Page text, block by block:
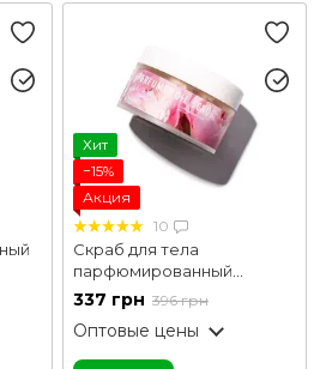
Хит
−15%
Акция
10
Скраб для тела
парфюмированный
Perfumed Oil Scrub Flowers
Hillary 200 г
337 грн 396 грн
Оптовые цены